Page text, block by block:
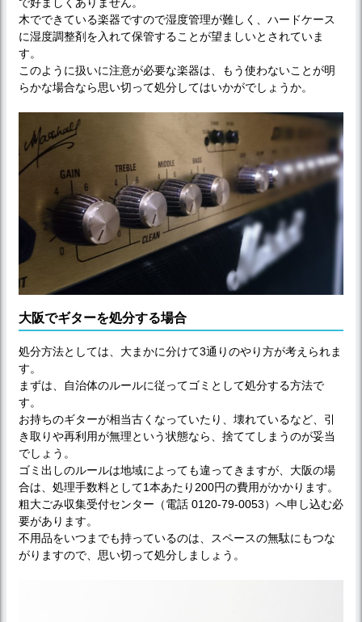
木でできている楽器ですので湿度管理が難しく、ハードケース
に湿度調整剤を入れて保管することが望ましいとされていま
す。
このように扱いに注意が必要な楽器は、もう使わないことが明
らかな場合なら思い切って処分してはいかがでしょうか。
大阪でギターを処分する場合
処分方法としては、大まかに分けて3通りのやり方が考えられま
す。
まずは、自治体のルールに従ってゴミとして処分する方法で
す。
お持ちのギターが相当古くなっていたり、壊れているなど、引
き取りや再利用が無理という状態なら、捨ててしまうのが妥当
でしょう。
ゴミ出しのルールは地域によっても違ってきますが、大阪の場
合は、処理手数料として1本あたり200円の費用がかかります。
粗大ごみ収集受付センター（電話 0120-79-0053）へ申し込む必
要があります。
不用品をいつまでも持っているのは、スペースの無駄にもつな
がりますので、思い切って処分しましょう。